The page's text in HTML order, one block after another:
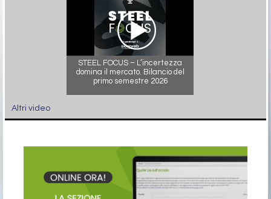
STEEL FOCUS – L’incertezza
domina il mercato. Bilancio del
primo semestre 2026
Altri video